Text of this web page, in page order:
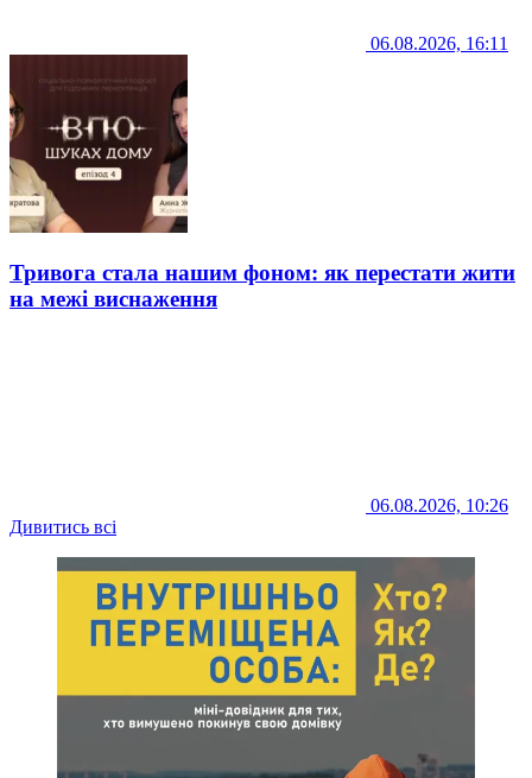
06.08.2026, 16:11
Тривога стала нашим фоном: як перестати жити
на межі виснаження
06.08.2026, 10:26
Дивитись всі